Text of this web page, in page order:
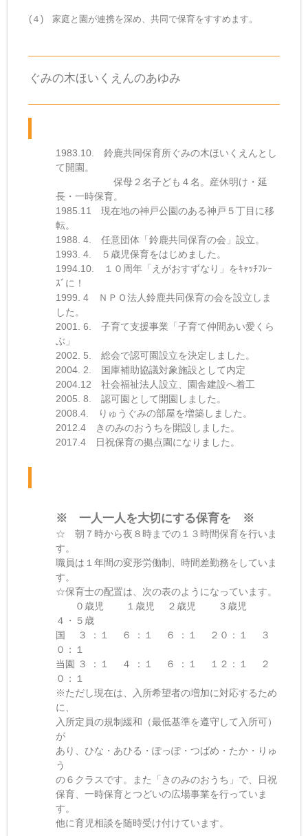
(４) 家庭と園が連携を深め、共同で保育をすすめます。
ぐみの木ほいくえんのあゆみ
1983.10. 鈴鹿共同保育所ぐみの木ほいくえんとし
て開園。
保母２名子ども４名。産休明け・延
長・一時保育。
1985.11 現在地の神戸公園のある神戸５丁目に移
転。
1988. 4. 任意団体「鈴鹿共同保育の会」設立。
1993. 4. ５歳児保育をはじめました。
1994.10. １０周年「えがおすずなり」をｷｬｯﾁﾌﾚｰ
ｽﾞに！
1999. 4 ＮＰＯ法人鈴鹿共同保育の会を設立しま
した。
2001. 6. 子育て支援事業「子育て仲間あい愛くら
ぶ」
2002. 5. 総会で認可園設立を決定しました。
2004. 2. 国庫補助協議対象施設として内定
2004.12 社会福祉法人設立、園舎建設へ着工
2005. 8. 認可園として開園しました。
2008.4. りゅうぐみの部屋を増築しました。
2012.4 きのみのおうちを開設しました。
2017.4 日祝保育の拠点園になりました。
※ 一人一人を大切にする保育を ※
☆ 朝７時から夜８時までの１３時間保育を行いま
す。
職員は１年間の変形労働制、時間差勤務をしていま
す。
☆保育士の配置は、次の表のようになっています。
０歳児 １歳児 ２歳児 ３歳児
４・５歳
国 ３ ：１ ６ ：１ ６ ：１ ２０：１ ３
０：１
当園 ３ ：１ ４ ：１ ６ ：１ １２：１ ２
０：１
※ただし現在は、入所希望者の増加に対応するため
に、
入所定員の規制緩和（最低基準を遵守して入所可）
が
あり、ひな・あひる・ぽっぽ・つばめ・たか・りゅ
う
の６クラスです。また「きのみのおうち」で、日祝
保育、一時保育とつどいの広場事業を行っていま
す。
他に育児相談を随時受け付けています。